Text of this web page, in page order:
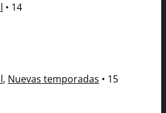
• 14
, Nuevas temporadas • 15